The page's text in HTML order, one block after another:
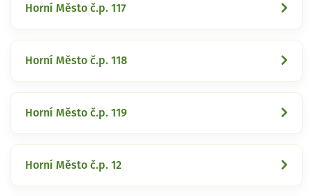
Horní Město č.p. 117
Horní Město č.p. 118
Horní Město č.p. 119
Horní Město č.p. 12